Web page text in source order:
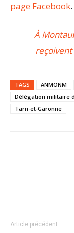
page Facebook.
À
TAGS ANMONM
Délégation militaire
Tarn-et-Garonne
Article précédent